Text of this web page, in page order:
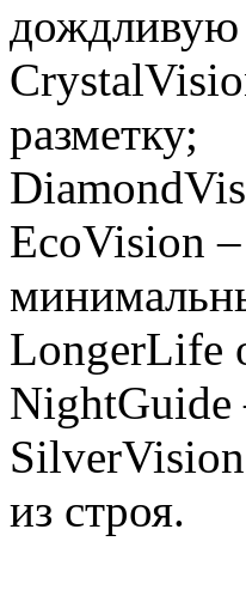
дождливую
разметку;
EcoVision
LongerLife
NightGuide
из строя.